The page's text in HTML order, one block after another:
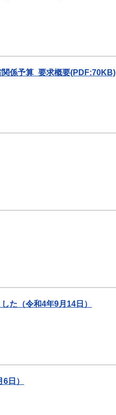
係予算_要求概要(PDF:70KB)
た（令和4年9月14日）
日）